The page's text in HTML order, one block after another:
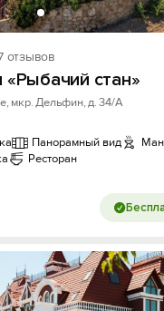
отзывов
«Рыбачий стан»
мкр. Дельфин, д. 34/А
Панорамный вид
Ресторан